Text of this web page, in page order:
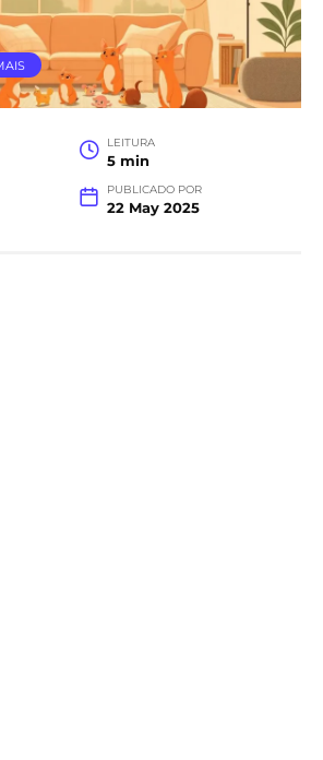
LEITURA
5 min
PUBLICADO POR
22 May 2025